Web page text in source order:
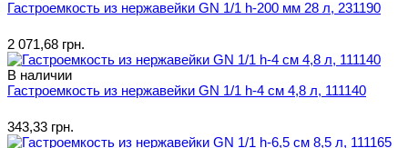
Гастроемкость из нержавейки GN 1/1 h-200 мм 28 л, 231190
2 071,68 грн.
В наличии
Гастроемкость из нержавейки GN 1/1 h-4 см 4,8 л, 111140
343,33 грн.